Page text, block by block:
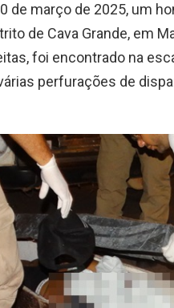
de março de 2025, um
de Cava Grande, em
foi encontrado na
perfurações de